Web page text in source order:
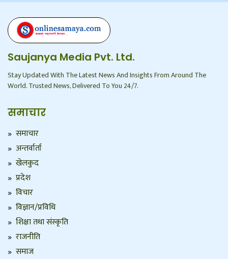
Saujanya Media Pvt. Ltd.
Stay Updated With The Latest News And Insights From Around The
World. Trusted News, Delivered To You 24/7.
समाचार
समाचार
अन्तर्वार्ता
खेलकुद
प्रदेश
विचार
विज्ञान/प्रविधि
शिक्षा तथा संस्कृति
राजनीति
समाज